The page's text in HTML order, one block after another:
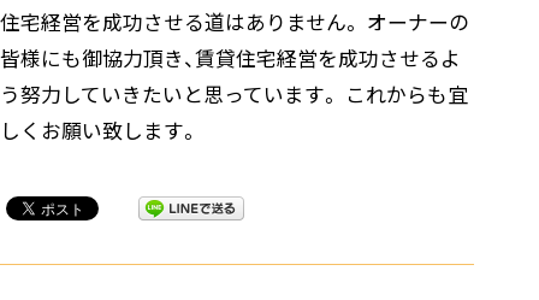
住宅経営を成功させる道はありません。 オーナーの
皆様にも御協力頂き、賃貸住宅経営を成功させるよ
う努力していきたいと思っています。 これからも宜
しくお願い致します。